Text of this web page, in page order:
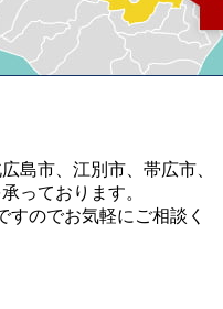
島市、江別市、帯広市、
っております。
すのでお気軽にご相談く